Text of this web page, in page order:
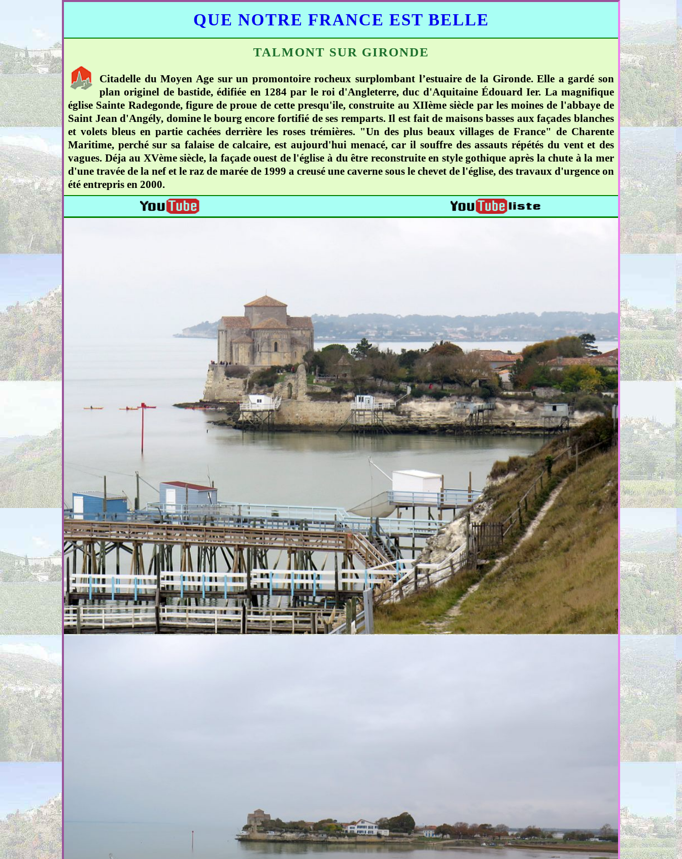
QUE NOTRE FRANCE EST BELLE
TALMONT SUR GIRONDE
Citadelle du Moyen Age sur un promontoire rocheux surplombant l’estuaire de la Gironde. Elle a gardé son
plan originel de bastide, édifiée en 1284 par le roi d'Angleterre, duc d'Aquitaine Édouard Ier. La magnifique
église Sainte Radegonde, figure de proue de cette presqu'ile, construite au XIIème siècle par les moines de l'abbaye de
Saint Jean d'Angély, domine le bourg encore fortifié de ses remparts. Il est fait de maisons basses aux façades blanches
et volets bleus en partie cachées derrière les roses trémières. "Un des plus beaux villages de France" de Charente
Maritime, perché sur sa falaise de calcaire, est aujourd'hui menacé, car il souffre des assauts répétés du vent et des
vagues. Déja au XVème siècle, la façade ouest de l'église à du être reconstruite en style gothique après la chute à la mer
d'une travée de la nef et le raz de marée de 1999 a creusé une caverne sous le chevet de l'église, des travaux d'urgence on
été entrepris en 2000.